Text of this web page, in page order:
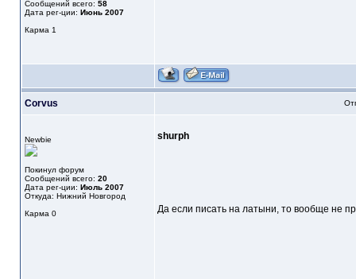
Сообщений всего: 58
Дата рег-ции: Июнь 2007
Карма 1
Corvus
Newbie
Покинул форум
Сообщений всего: 20
Дата рег-ции: Июль 2007
Откуда: Нижний Новгород
Карма 0
shurph
Да если писать на латыни, то вообще не